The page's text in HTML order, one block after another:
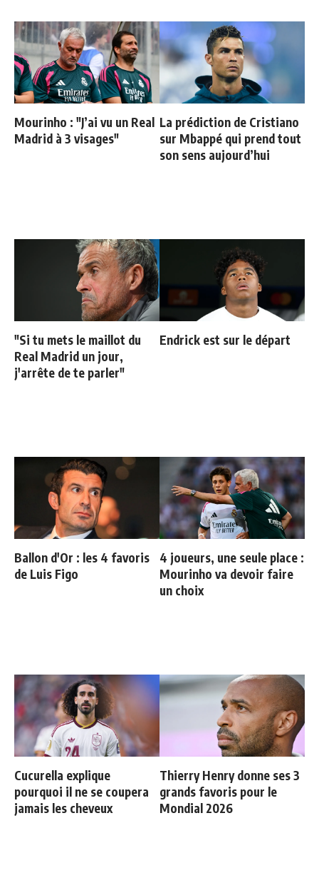
Mourinho : "J’ai vu un Real
Madrid à 3 visages"
La prédiction de Cristiano
sur Mbappé qui prend tout
son sens aujourd’hui
"Si tu mets le maillot du
Real Madrid un jour,
j'arrête de te parler"
Endrick est sur le départ
Ballon d'Or : les 4 favoris
de Luis Figo
4 joueurs, une seule place :
Mourinho va devoir faire
un choix
Cucurella explique
pourquoi il ne se coupera
jamais les cheveux
Thierry Henry donne ses 3
grands favoris pour le
Mondial 2026